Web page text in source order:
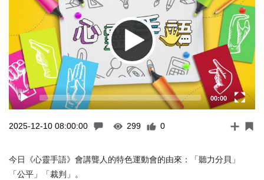
00:00
2025-12-10 08:00:00 299 0
今日《心靈手語》會講聾人的特色運動會的由來：「聽力分貝」
「公平」「裁判」。